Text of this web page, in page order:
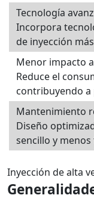
Tecnología
Incorpora
de inyección
Menor impacto
Reduce el
contribuyendo a
Mantenimiento
Diseño
sencillo y
Inyección de alta